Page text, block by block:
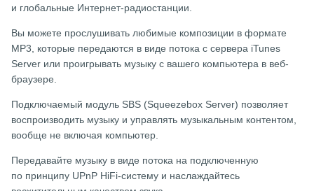
и глобальные Интернет-радиостанции.
Вы можете прослушивать любимые композиции в формате
MP3, которые передаются в виде потока с сервера iTunes
Server или проигрывать музыку с вашего компьютера в веб-
браузере.
Подключаемый модуль SBS (Squeezebox Server) позволяет
воспроизводить музыку и управлять музыкальным контентом,
вообще не включая компьютер.
Передавайте музыку в виде потока на подключенную
по принципу UPnP HiFi-систему и наслаждайтесь